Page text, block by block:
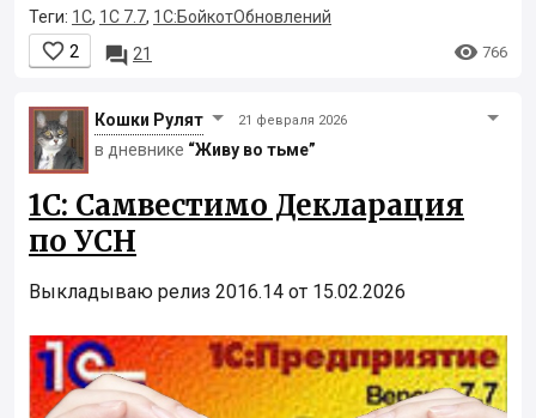
Теги: 1С, 1С 7.7, 1С:БойкотОбновлений
 2  21  766
Кошки Рyлят 21 февраля 2026
в дневнике “Живу во тьме”
1С: Самвестимо Декларация
по УСН
Выкладываю релиз 2016.14 от 15.02.2026